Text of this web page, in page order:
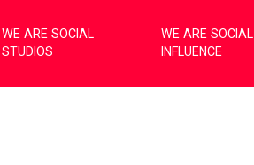
WE ARE SOCIAL
STUDIOS
WE ARE SOCIAL
INFLUENCE